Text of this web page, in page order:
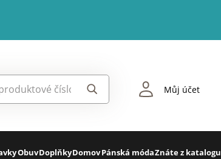
Můj účet
ObuvDoplňkyDomovPánská módaZnáte z katalogu